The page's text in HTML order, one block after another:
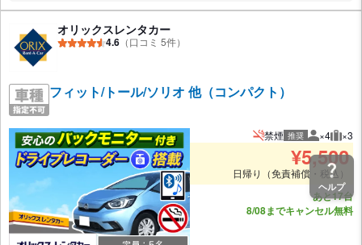
オリックスレンタカー
4.6 （口コミ 5件）
フィット/トール/ソリオ 他（コンパクト）
禁煙 推奨 推奨人数
×4 推
×3
¥5,500
日帰り（免責補償・税込）
あと17台
8/08までキャンセル無料
ヘルプ